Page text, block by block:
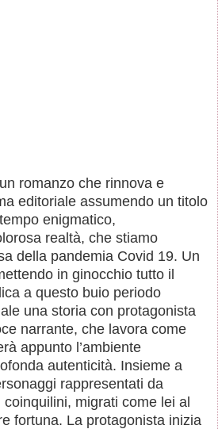
romanzo che rinnova e
editoriale assumendo un titolo
enigmatico,
realtà, che stiamo
della pandemia Covid 19. Un
in ginocchio tutto il
a questo buio periodo
una storia con protagonista
narrante, che lavora come
appunto l’ambiente
autenticità. Insieme a
rappresentati da
migrati come lei al
fortuna. La protagonista inizia